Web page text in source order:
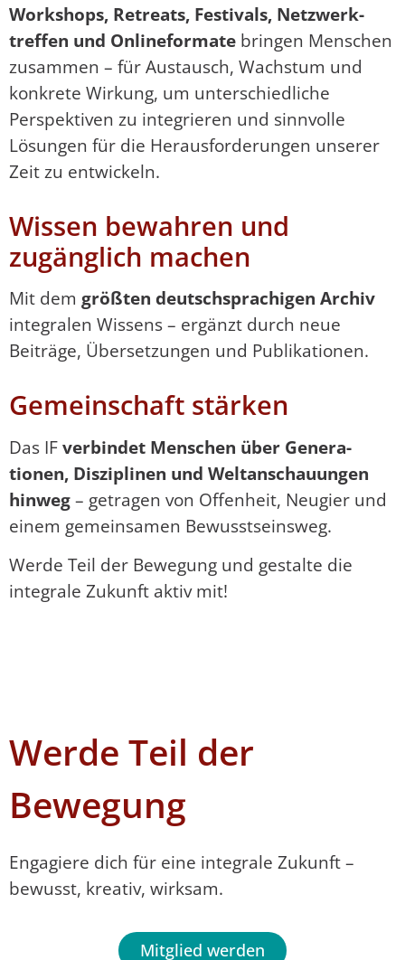
Workshops, Retreats, Festivals, Netz­werk­
treffen und Onlineformate bringen Men­schen
zusammen – für Austausch, Wachs­tum und
konkrete Wirkung, um unterschied­liche
Perspektiven zu integrieren und sinnvolle
Lösungen für die Herausforderungen unse­rer
Zeit zu entwickeln.
Wissen bewahren und
zugänglich machen
Mit dem größten deutschsprachigen Archiv
integralen Wissens – ergänzt durch neue
Beiträge, Übersetzungen und Publika­tionen.
Gemeinschaft stärken
Das IFverbindet Menschen über Gene­ra­
tionen, Disziplinen und Weltanschau­ungen
hinweg– getragen von Offenheit, Neugier und
einem gemeinsamen Bewusst­seinsweg.
Werde Teil der Bewegung und gestalte die
integrale Zukunft aktiv mit!
Werde Teil der
Bewegung
Engagiere dich für eine integrale Zukunft –
bewusst, kreativ, wirksam.
Mitglied werden